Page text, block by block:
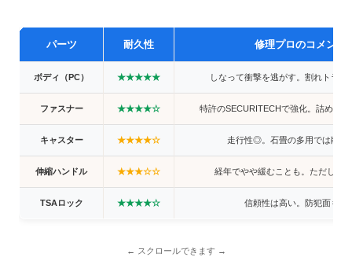
パーツ 耐久性 修理プロのコメント
ボディ（PC） ★★★★★ しなって衝撃を逃がす。割れトラブ
ファスナー ★★★★☆ 特許のSECURITECHで強化。詰めす
キャスター ★★★★☆ 走行性◎。石畳の多用では削れ
伸縮ハンドル ★★★☆☆ 経年でやや緩むことも。ただし交
TSAロック ★★★★☆ 信頼性は高い。防犯面も安